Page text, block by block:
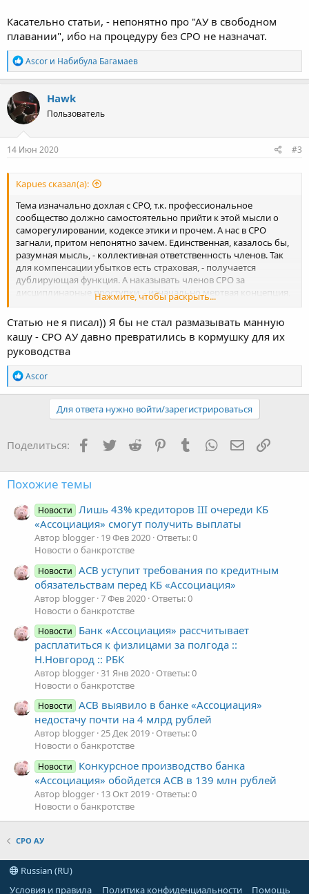
Касательно статьи, - непонятно про "АУ в свободном
плавании", ибо на процедуру без СРО не назначат.
Р
е
а
к
ц
и
и
:
Ascor и Набибула Багамаев
Hawk
Пользователь
14 Июн 2020 #3
Kapues сказал(а):
Тема изначально дохлая с СРО, т.к. профессиональное
сообщество должно самостоятельно прийти к этой мысли о
саморегулировании, кодексе этики и прочем. А нас в СРО
загнали, притом непонятно зачем. Единственная, казалось бы,
разумная мысль, - коллективная ответственность членов. Так
для компенсации убытков есть страховая, - получается
дублирующая функция. А наказывать членов СРО за
дисциплинарные проступки, - изначально мертвая концепция,
поскольку СРО живет за счет взносов.
Ладно бы АУ "в базе" зарабатывали много, - весь этот праздник
можно было бы оплачивать из своего кармана. Но
вознаграждение по ЮЛ не пересматривали с 2002 года, по ФЛ
оно изначально было недостаточным. Получается, что
зарабатывают в основном АУ со связями, получающие
"жирные" процедуры либо от руководства СРО, - опять же
коррупционная составляющая, - все хорошие процедуры в
моем регионе забирает п-рас живущий в Владивостоке, т.к. ему
благоволит руководство СРО. Либо такие АУ просто хорошо
активы.
Нажмите, чтобы раскрыть...
Статью не я писал)) Я бы не стал размазывать манную
кашу - СРО АУ давно превратились в кормушку для их
руководства
Р
е
а
и
:
Ascor
Для ответа нужно войти/зарегистрироваться
Поделиться: Facebook
TwitterReddit PinterestTumblr WhatsApp Ссылка
Похожие темы
Новости
Лишь 43% кредиторов III очереди КБ
«Ассоциация» смогут получить выплаты
Автор blogger 19 Фев 2020 Ответы: 0
Новости о банкротстве
Новости
АСВ уступит требования по кредитным
обязательствам перед КБ «Ассоциация»
Автор blogger 7 Фев 2020 Ответы: 0
Новости о банкротстве
Новости
Банк «Ассоциация» рассчитывает
расплатиться к физлицами за полгода ::
Н.Новгород :: РБК
Автор blogger 31 Янв 2020 Ответы: 0
Новости о банкротстве
Новости
АСВ выявило в банке «Ассоциация»
недостачу почти на 4 млрд рублей
Автор blogger 25 Дек 2019 Ответы: 0
Новости о банкротстве
Новости
Конкурсное производство банка
«Ассоциация» обойдется АСВ в 139 млн рублей
Автор blogger 13 Окт 2019 Ответы: 0
Новости о банкротстве
СРО АУ
Russian (RU)
Условия и правила
Политика конфиденциальности Помощь